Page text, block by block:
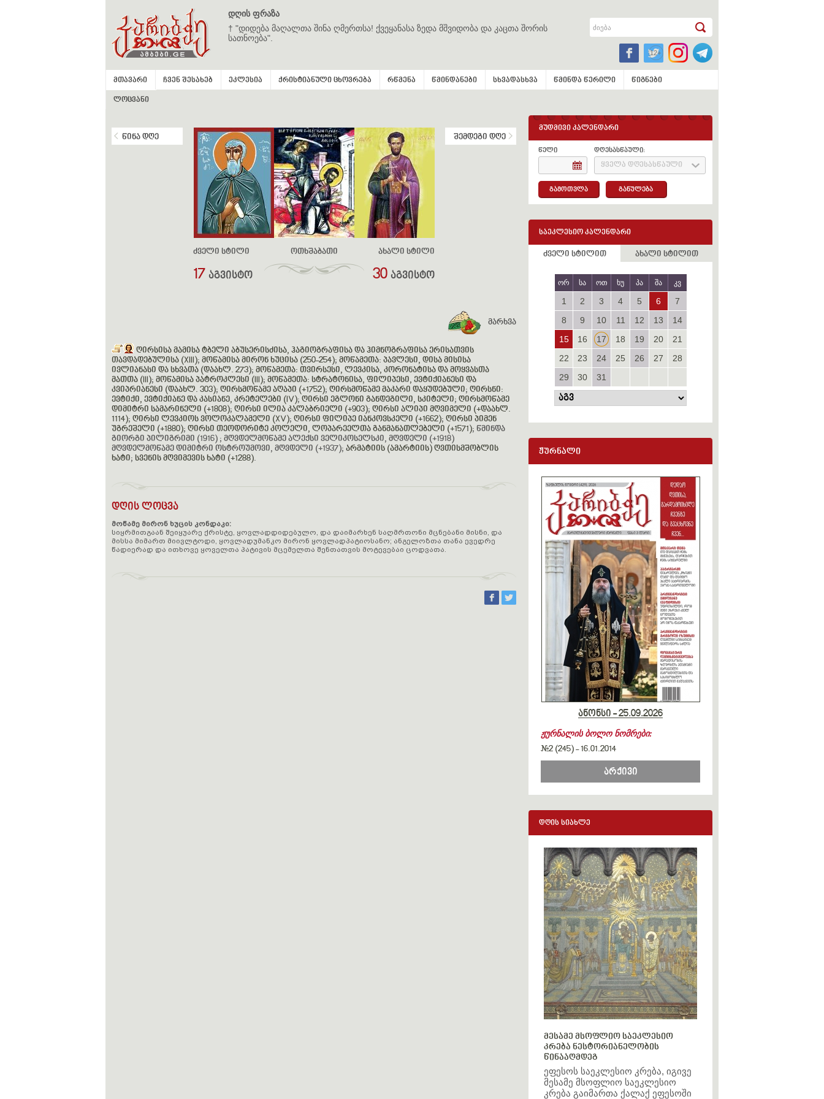
დღის ფრაზა
† "დიდება მაღალთა შინა ღმერთსა! ქვეყანასა ზედა მშვიდობა და კაცთა შორის
სათნოება".
მთავარი ჩვენ შესახებ ეკლესია ქრისტიანული ცხოვრება რწმენა წმინდანები სხვადასხვა წმინდა წერილი წიგნები
ლოცვანი
წინა დღე შემდეგი დღე
ძველი სტილი
17 აგვისტო
ოთხშაბათი ახალი სტილი
30 აგვისტო
მარხვა
ღირსისა მამისა ტბელი აბუსერისძისა, ჰაგიოგრაფისა და ჰიმნოგრაფისა ერისათვის
თავდადებულისა (XIII); მოწამისა მირონ ხუცისა (250-254); მოწამეთა: პავლესი, დისა მისისა
ივლიანასი და სხვათა (დაახლ. 273); მოწამეთა: თვირსესი, ლევკისა, კორონატისა და მოყვასთა
მათთა (III); მოწამისა პატროკლესი (III); მოწამეთა: სტრატონისა, ფილიპესი, ევტიქიანესი და
კვიპრიანესი (დაახლ. 303); ღირსმოწამე აღაპი (+1752); ღირსმოწამე მაკარი დაყუდებული; ღირსნი:
ევტიქი, ევტიქიანე და კასიანე, კრეტელები (IV); ღირსი ეგლონი განდეგილი, სკიტელი; ღირსმოწამე
დიმიტრი სამარინელი (+1808); ღირსი ილია კალაბრიელი (+903); ღირსი ალიპი მღვიმელი (+დაახლ.
1114); ღირსი ლევკიოს ვოლოკალამელი (XV); ღირსი ფილიპე იანკოვსკელი (+1662); ღირსი პიმენ
უგრეშელი (+1880); ღირსი თეოდორიტე კოლელი, ლოპარეელთა განმანათლებელი (+1571); წმინდა
გიორგი პილიგრიმი (1916) ; მღვდელმოწამე ალექსი ველიკოსელსკი, მღვდელი (+1918)
მღვდელმოწამე დიმიტრი ოსტროუმოვი, მღვდელი (+1937); არმატიის (ამარტიის) ღვთისმშობლის
ხატი; სვენის მღვიმევის ხატი (+1288).
დღის ლოცვა
მოწამე მირონ ხუცის კონდაკი:
სიყრმითგაან შეიყუარე ქრისტე, ყოვლადდიდებულო, და დაიმარხენ საღმრთონი მცნებანი მისნი, და
მისსა მიმართ მიივლტოდი, ყოვლადუმანკო მირონ ყოვლადპატიოსანო; ანგელოზთა თანა ევედრე
წადიერად და ითხოვე ყოველთა პატივის მცემელთა შენთათვის მოტევებაი ცოდვათა.
მუდმივი კალენდარი
წელი დღესასწაული:
ყველა დღესასწაული
გამოთვლა განულება
საეკლესიო კალენდარი
ძველი სტილით ახალი სტილით
ორ სა ოთ ხუ პა შა კვ
1 2 3 4 5 6
7
8
9 10 11 12 13
14
15
16 17 18 19 20
21
22
23 24 25 26 27
28
29
30 31
ჟურნალი
ანონსი - 25.09.2026
ჟურნალის ბოლო ნომრები:
#2 (245)-16.01.2014
არქივი
დღის სიახლე
მესამე მსოფლიო საეკლესიო
კრება ნესტორიანელობის
წინააღმდეგ
ეფესოს საეკლესიო კრება, იგივე
მესამე მსოფლიო საეკლესიო
კრება გაიმართა ქალაქ ეფესოში